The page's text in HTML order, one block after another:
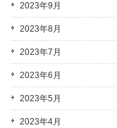
2023年9月
2023年8月
2023年7月
2023年6月
2023年5月
2023年4月